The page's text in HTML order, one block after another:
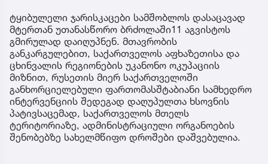
ტყიბულელი ჯარისკაცები სამშობლოს დასაცავად
მტერთან უთანასწორო ბრძოლაში11 აგვისტოს
გმირულად დაიღუპნენ. მთავრობის
განკარგულებით, საქართველოს აფხაზეთისა და
ცხინვალის რეგიონების უკანონო ოკუპაციის
მიზნით, რუსეთის მიერ საქართველოში
განხორციელებული ფართომასშტაბიანი სამხედრო
ინტერვენციის შედეგად დაღუპულთა ხსოვნის
პატივსაცემად, საქართველოს მთელს
ტერიტორიაზე, ადმინისტრაციული ორგანოების
შენობებზე სახელმწიფო დროშები დაშვებულია.